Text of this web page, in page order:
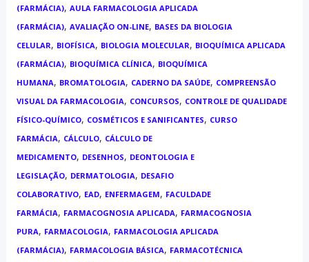
(FARMÁCIA), AULA FARMACOLOGIA APLICADA
(FARMÁCIA), AVALIAÇÃO ON-LINE, BASES DA BIOLOGIA
CELULAR, BIOFÍSICA, BIOLOGIA MOLECULAR, BIOQUÍMICA APLICADA
(FARMÁCIA), BIOQUÍMICA CLÍNICA, BIOQUÍMICA
HUMANA, BROMATOLOGIA, CADERNO DA SAÚDE, COMPREENSÃO
VISUAL DA FARMACOLOGIA, CONCURSOS, CONTROLE DE QUALIDADE
FÍSICO-QUÍMICO, COSMÉTICOS E SANIFICANTES, CURSO
FARMÁCIA, CÁLCULO, CÁLCULO DE
MEDICAMENTO, DESENHOS, DEONTOLOGIA E
LEGISLAÇÃO, DERMATOLOGIA, DESAFIO
COLABORATIVO, EAD, ENFERMAGEM, FACULDADE
FARMÁCIA, FARMACOGNOSIA APLICADA, FARMACOGNOSIA
PURA, FARMACOLOGIA, FARMACOLOGIA APLICADA
(FARMÁCIA), FARMACOLOGIA BÁSICA, FARMACOTÉCNICA